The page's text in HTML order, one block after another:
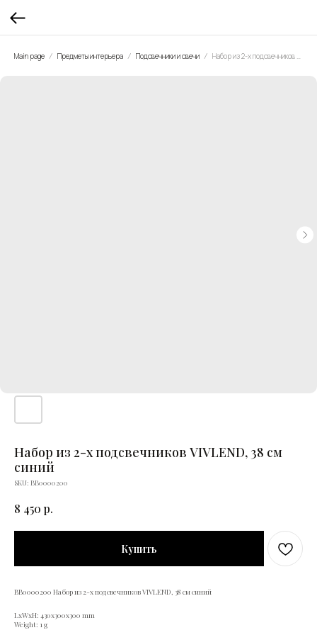
Main page Предметы интерьера Подсвечники и свечи
Набор из 2-х подсвечников VIVLEND, 38 см
синий
SKU: ВВ0000200
8 450 р.
Купить
ВВ0000200 Набор из 2-х подсвечников VIVLEND, 38 см синий
LxWxH: 430x300x300 mm
Weight: 1 g